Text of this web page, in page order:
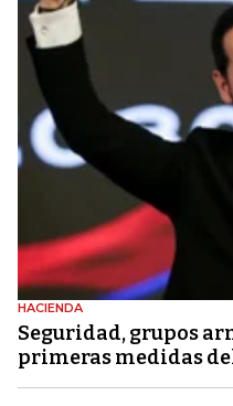
HACIENDA
Seguridad, grupos
primeras medidas